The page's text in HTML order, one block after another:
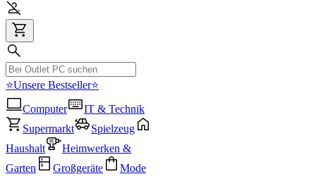
⭐Unsere Bestseller⭐
Computer
IT & Technik
Supermarkt
Spielzeug
Haushalt
Heimwerken &
Garten
Großgeräte Mode